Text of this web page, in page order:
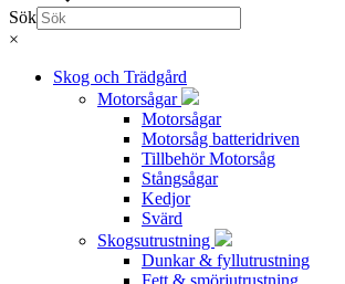
Sök
×
Skog och Trädgård
Motorsågar
Motorsågar
Motorsåg batteridriven
Tillbehör Motorsåg
Stångsågar
Kedjor
Svärd
Skogsutrustning
Dunkar & fyllutrustning
Fett & smörjutrustning